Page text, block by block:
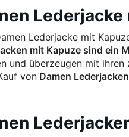
Lederjacke mit
mit Kapuze sind ein
und überzeugen mit ihren
von Damen